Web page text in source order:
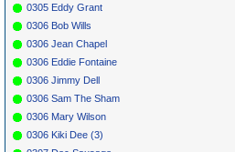
0305 Eddy Grant
0306 Bob Wills
0306 Jean Chapel
0306 Eddie Fontaine
0306 Jimmy Dell
0306 Sam The Sham
0306 Mary Wilson
0306 Kiki Dee (3)